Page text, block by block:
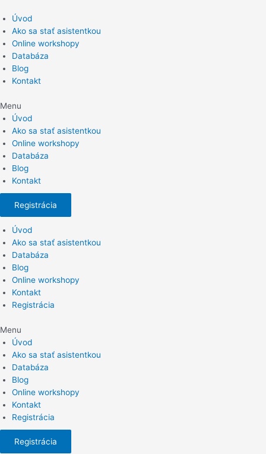
na
obsah
Úvod
Ako sa stať asistentkou
Online workshopy
Databáza
Blog
Kontakt
Menu
Úvod
Ako sa stať asistentkou
Online workshopy
Databáza
Blog
Kontakt
Registrácia
Úvod
Ako sa stať asistentkou
Databáza
Blog
Online workshopy
Kontakt
Registrácia
Menu
Úvod
Ako sa stať asistentkou
Databáza
Blog
Online workshopy
Kontakt
Registrácia
Registrácia